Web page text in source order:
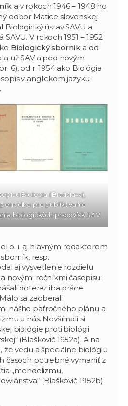
a v rokoch 1946 – 1948 ho
odbor Matice slovenskej.
Biologický ústav SAVU a
V rokoch 1951 – 1952
Biologický sborník a od
už SAV a pod novým
6), od r. 1954 ako Biológia
v anglickom jazyku
Biologia (Bratislava),
pre publikovanie
biologických pracovísk SAV.
o. i. aj hlavným redaktorom
resp.
aj vysvetlenie rozdielu
novými ročníkmi časopisu:
doteraz iba práce
sa zaoberali
nášho päťročného plánu a
u nás. Nevšímali si
biológie proti biológii
(Blaškovič 1952a). A na
že vedu a špeciálne biológiu
časoch potrebné vymaniť z
„mendelizmu,
(Blaškovič 1952b).